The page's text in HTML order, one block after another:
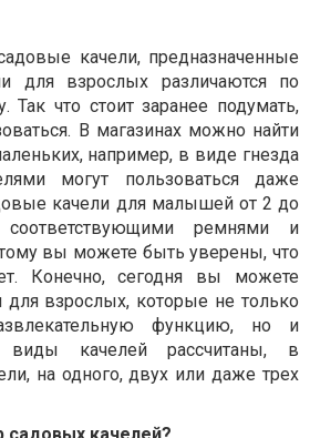
качели, предназначенные
для взрослых различаются по
Так что стоит заранее подумать,
В магазинах можно найти
например, в виде гнезда
могут пользоваться даже
качели для малышей от 2 до
ремнями и
вы можете быть уверены, что
Конечно, сегодня вы можете
для взрослых, которые не только
функцию, но и
качелей рассчитаны, в
на одного, двух или даже трех